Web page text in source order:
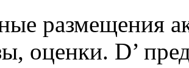
размещения
оценки. D’